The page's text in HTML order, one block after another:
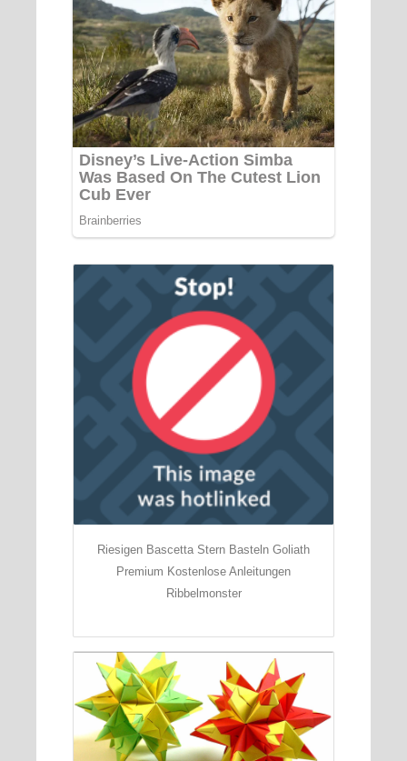
Riesigen Bascetta Stern Basteln Goliath
Premium Kostenlose Anleitungen
Ribbelmonster